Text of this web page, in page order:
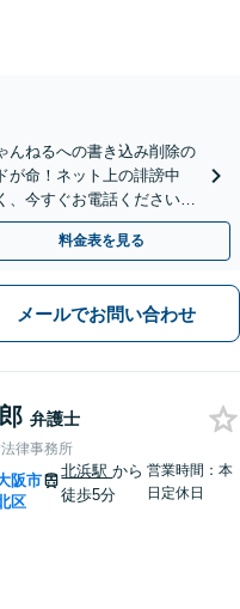
んねるへの書き込み削除の
が命！ネット上の誹謗中
、今すぐお電話ください。
料金表を見る
メールでお問い合わせ
弁護士
律事務所
阪市
区
北浜駅から
徒歩5分
営業時間：本
日定休日